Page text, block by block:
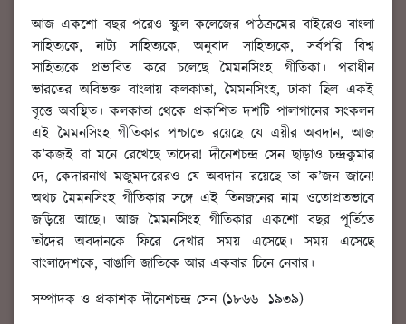
আজ একশো বছর পরেও স্কুল কলেজের পাঠক্রমের বাইরেও বাংলা
সাহিত্যকে, নাট্য সাহিত্যকে, অনুবাদ সাহিত্যকে, সর্বপরি বিশ্ব
সাহিত্যকে প্রভাবিত করে চলেছে মৈমনসিংহ গীতিকা। পরাধীন
ভারতের অবিভক্ত বাংলায় কলকাতা, মৈমনসিংহ, ঢাকা ছিল একই
বৃত্তে অবস্থিত। কলকাতা থেকে প্রকাশিত দশটি পালাগানের সংকলন
এই মৈমনসিংহ গীতিকার পশ্চাতে রয়েছে যে ত্রয়ীর অবদান, আজ
ক’কজই বা মনে রেখেছে তাদের! দীনেশচন্দ্র সেন ছাড়াও চন্দ্রকুমার
দে, কেদারনাথ মজুমদারেরও যে অবদান রয়েছে তা ক’জন জানে!
অথচ মৈমনসিংহ গীতিকার সঙ্গে এই তিনজনের নাম ওতোপ্রতভাবে
জড়িয়ে আছে। আজ মৈমনসিংহ গীতিকার একশো বছর পূর্তিতে
তাঁদের অবদানকে ফিরে দেখার সময় এসেছে। সময় এসেছে
বাংলাদেশকে, বাঙালি জাতিকে আর একবার চিনে নেবার।
সম্পাদক ও প্রকাশক দীনেশচন্দ্র সেন (১৮৬৬- ১৯৩৯)